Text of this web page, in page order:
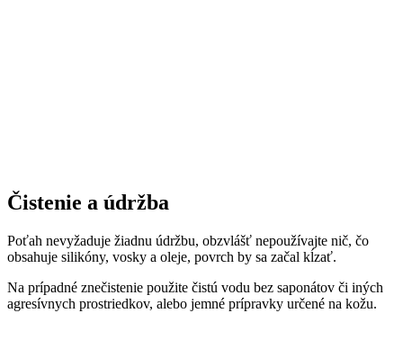
Čistenie a údržba
Poťah nevyžaduje žiadnu údržbu, obzvlášť nepoužívajte nič, čo
obsahuje silikóny, vosky a oleje, povrch by sa začal kĺzať.
Na prípadné znečistenie použite čistú vodu bez saponátov či iných
agresívnych prostriedkov, alebo jemné prípravky určené na kožu.